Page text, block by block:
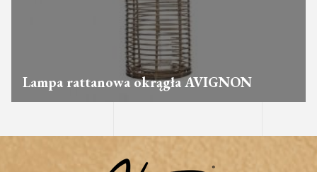
Lampa rattanowa okrągła AVIGNON